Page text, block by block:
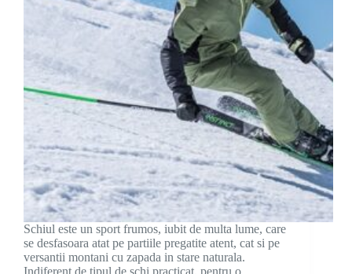
Schiul este un sport frumos, iubit de multa lume, care
se desfasoara atat pe partiile pregatite atent, cat si pe
versantii montani cu zapada in stare naturala.
Indiferent de tipul de schi practicat, pentru o